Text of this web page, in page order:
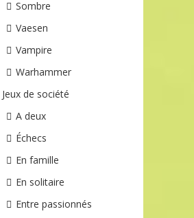
Sombre
Vaesen
Vampire
Warhammer
Jeux de société
A deux
Échecs
En famille
En solitaire
Entre passionnés